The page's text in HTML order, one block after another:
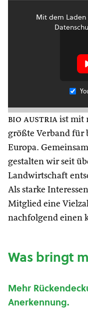
Mit dem Laden
bio austria ist mit
größte Verband für
Europa.
gestalten wir seit
Landwirtschaft
Als starke
Mitglied eine
nachfolgend einen
Was bringt
Mehr
Anerkennung.